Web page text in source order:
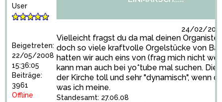
User
Beigetreten:
22/05/2008
15:36:05
Beiträge:
3961
Offline
24/02/
Vielleicht fragst du da mal deinen
doch so viele kraftvolle Orgelstücke von
hatten wir auch eins von (frag mich nicht
kann man auch bei yo*tube mal suchen. Die
der Kirche toll und sehr "dynamisch", wenn
was ich meine.
Standesamt: 27.06.08